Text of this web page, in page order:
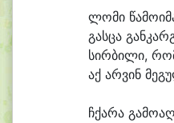
ლომი წამოი
გასცა განკარ
სირბილი,
აქ არვინ მეგუ
ჩქარა გამოაღ